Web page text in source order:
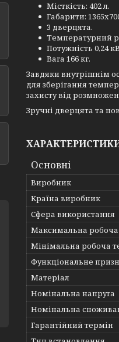
Місткість: 402 л.
Габарити:
3 дверцята.
Температурний
Потужність 0,24
Вага 166 кг.
Завдяки внутрішнім
для зберігання
захисту від
Зручні дверцята та
Основні
Виробник
Країна виробник
Сфера використання
Максимальна
Мінімальна робоча
Функціональне
Матеріал
Номінальна напруга
Номінальна
Гарантійний термін